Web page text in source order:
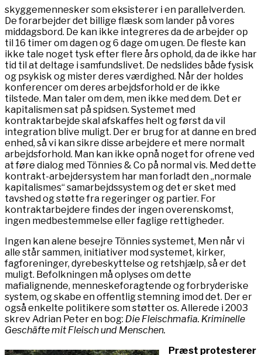
skyggemennesker som eksisterer i en parallelverden.
De forarbejder det billige flæsk som lander på vores
middagsbord. De kan ikke integreres da de arbejder op
til 16 timer om dagen og 6 dage om ugen. De fleste kan
ikke tale noget tysk efter flere års ophold, da de ikke har
tid til at deltage i samfundslivet. De nedslides både fysisk
og psykisk og mister deres værdighed. Når der holdes
konferencer om deres arbejdsforhold er de ikke
tilstede. Man taler om dem, men ikke med dem. Det er
kapitalismen sat på spidsen. Systemet med
kontraktarbejde skal afskaffes helt og først da vil
integration blive muligt. Der er brug for at danne en bred
enhed, så vi kan sikre disse arbejdere et mere normalt
arbejdsforhold. Man kan ikke opnå noget for ofrene ved
at føre dialog med Tönnies & Co på normal vis. Med dette
kontrakt-arbejdersystem har man forladt den „normale
kapitalismes“ samarbejdssystem og det er sket med
tavshed og støtte fra regeringer og partier. For
kontraktarbejdere findes der ingen overenskomst,
ingen medbestemmelse eller faglige rettigheder.
Ingen kan alene besejre Tönnies systemet, Men når vi
alle står sammen, initiativer mod systemet, kirker,
fagforeninger, dyrebeskyttelse og retshjælp, så er det
muligt. Befolkningen må oplyses om dette
mafialignende, menneskeforagtende og forbryderiske
system, og skabe en offentlig stemning imod det. Der er
også enkelte politikere som støtter os. Allerede i 2003
skrev Adrian Peter en bog: Die Fleischmafia. Kriminelle
Geschäfte mit Fleisch und Menschen.
Præst protesterer